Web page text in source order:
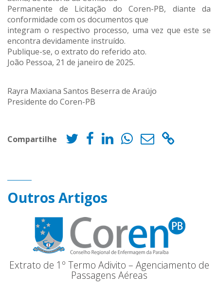
Permanente de Licitação do Coren-PB, diante da
conformidade com os documentos que
integram o respectivo processo, uma vez que este se
encontra devidamente instruído.
Publique-se, o extrato do referido ato.
João Pessoa, 21 de janeiro de 2025.
Rayra Maxiana Santos Beserra de Araújo
Presidente do Coren-PB
Compartilhe
Outros Artigos
Extrato de 1º Termo Adivito – Agenciamento de
Passagens Aéreas